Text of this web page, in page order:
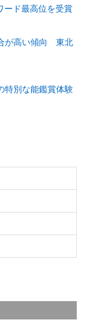
ード最高位を受賞
が高い傾向 東北
特別な能鑑賞体験